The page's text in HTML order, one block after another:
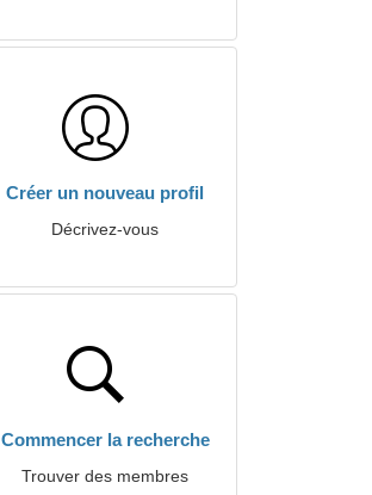
Créer un nouveau profil
Décrivez-vous
Commencer la recherche
Trouver des membres